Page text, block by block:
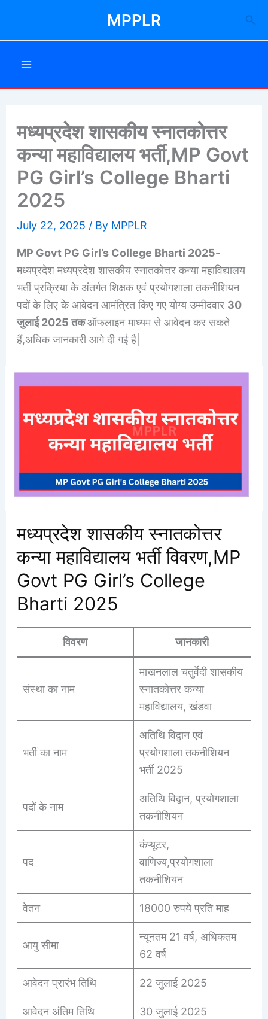
content
MPPLR
मध्यप्रदेश शासकीय स्नातकोत्तर
कन्या महाविद्यालय भर्ती,MP Govt
PG Girl’s College Bharti
2025
July 22, 2025 / By MPPLR
MP Govt PG Girl’s College Bharti 2025-
मध्यप्रदेश मध्यप्रदेश शासकीय स्नातकोत्तर कन्या महाविद्यालय
भर्ती प्रक्रिया के अंतर्गत शिक्षक एवं प्रयोगशाला तकनीशियन
पदों के लिए के आवेदन आमंत्रित किए गए योग्य उम्मीदवार 30
जुलाई 2025 तकऑफलाइन माध्यम से आवेदन कर सकते
हैं,अधिक जानकारी आगे दी गई है|
मध्यप्रदेश शासकीय स्नातकोत्तर
कन्या महाविद्यालय भर्ती विवरण,MP
Govt PG Girl’s College
Bharti 2025
विवरण जानकारी
संस्था का नाम
माखनलाल चतुर्वेदी शासकीय
स्नातकोत्तर कन्या
महाविद्यालय, खंडवा
भर्ती का नाम
अतिथि विद्वान एवं
प्रयोगशाला तकनीशियन
भर्ती 2025
पदों के नाम
अतिथि विद्वान, प्रयोगशाला
तकनीशियन
पद
कंप्यूटर,
वाणिज्य,प्रयोगशाला
तकनीशियन
वेतन 18000 रुपये प्रति माह
आयु सीमा
न्यूनतम 21 वर्ष, अधिकतम
62 वर्ष
आवेदन प्रारंभ तिथि 22 जुलाई 2025
आवेदन अंतिम तिथि 30 जुलाई 2025